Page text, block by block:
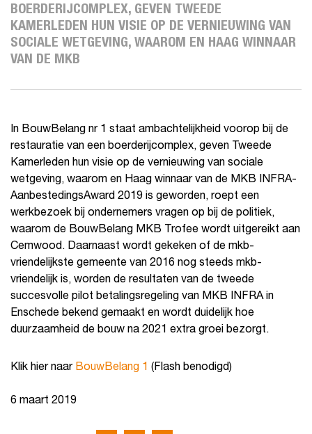
BOERDERIJCOMPLEX, GEVEN TWEEDE
KAMERLEDEN HUN VISIE OP DE VERNIEUWING VAN
SOCIALE WETGEVING, WAAROM EN HAAG WINNAAR
VAN DE MKB
In BouwBelang nr 1 staat ambachtelijkheid voorop bij de
restauratie van een boerderijcomplex, geven Tweede
Kamerleden hun visie op de vernieuwing van sociale
wetgeving, waarom en Haag winnaar van de MKB INFRA-
AanbestedingsAward 2019 is geworden, roept een
werkbezoek bij ondernemers vragen op bij de politiek,
waarom de BouwBelang MKB Trofee wordt uitgereikt aan
Cemwood. Daarnaast wordt gekeken of de mkb-
vriendelijkste gemeente van 2016 nog steeds mkb-
vriendelijk is, worden de resultaten van de tweede
succesvolle pilot betalingsregeling van MKB INFRA in
Enschede bekend gemaakt en wordt duidelijk hoe
duurzaamheid de bouw na 2021 extra groei bezorgt.
Klik hier naar BouwBelang 1 (Flash benodigd)
6 maart 2019